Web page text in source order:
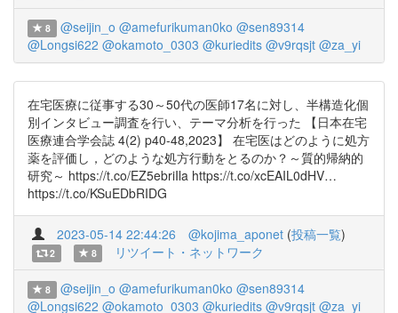
8 @seijin_o @amefurikuman0ko @sen89314
@Longsi622 @okamoto_0303 @kuriedits @v9rqsjt @za_yi
在宅医療に従事する30～50代の医師17名に対し、半構造化個
別インタビュー調査を行い、テーマ分析を行った 【日本在宅
医療連合学会誌 4(2) p40-48,2023】 在宅医はどのように処方
薬を評価し，どのような処方行動をとるのか？～質的帰納的
研究～ https://t.co/EZ5ebriIla https://t.co/xcEAIL0dHV…
https://t.co/KSuEDbRIDG
2023-05-14 22:44:26 @kojima_aponet (投稿一覧)
2 8 リツイート・ネットワーク
8 @seijin_o @amefurikuman0ko @sen89314
@Longsi622 @okamoto_0303 @kuriedits @v9rqsjt @za_yi